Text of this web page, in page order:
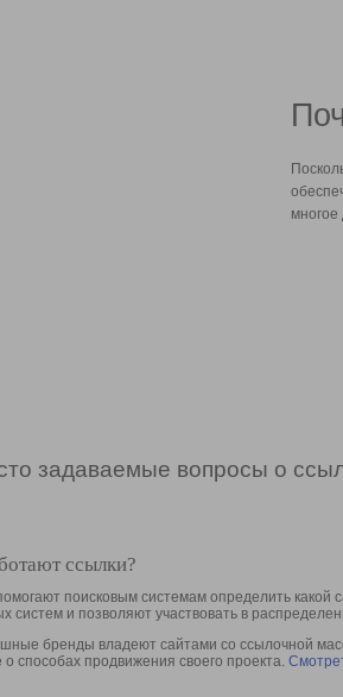
многое
задаваемые вопросы о
ссылки?
поисковым системам определить какой
систем и позволяют участвовать в
бренды владеют сайтами со ссылочной
способах продвижения своего проекта.